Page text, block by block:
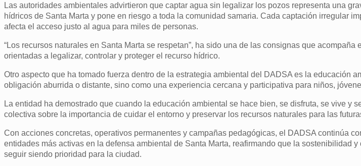
Las autoridades ambientales advirtieron que captar agua sin legalizar los pozos representa una
hídricos de Santa Marta y pone en riesgo a toda la comunidad samaria. Cada captación irregular
afecta el acceso justo al agua para miles de personas.
“Los recursos naturales en Santa Marta se respetan”, ha sido una de las consignas que
orientadas a legalizar, controlar y proteger el recurso hídrico.
Otro aspecto que ha tomado fuerza dentro de la estrategia ambiental del DADSA es la educación
obligación aburrida o distante, sino como una experiencia cercana y participativa para niños,
La entidad ha demostrado que cuando la educación ambiental se hace bien, se disfruta, se vive y
colectiva sobre la importancia de cuidar el entorno y preservar los recursos naturales para las
Con acciones concretas, operativos permanentes y campañas pedagógicas, el DADSA continúa
entidades más activas en la defensa ambiental de Santa Marta, reafirmando que la sostenibilidad
seguir siendo prioridad para la ciudad.